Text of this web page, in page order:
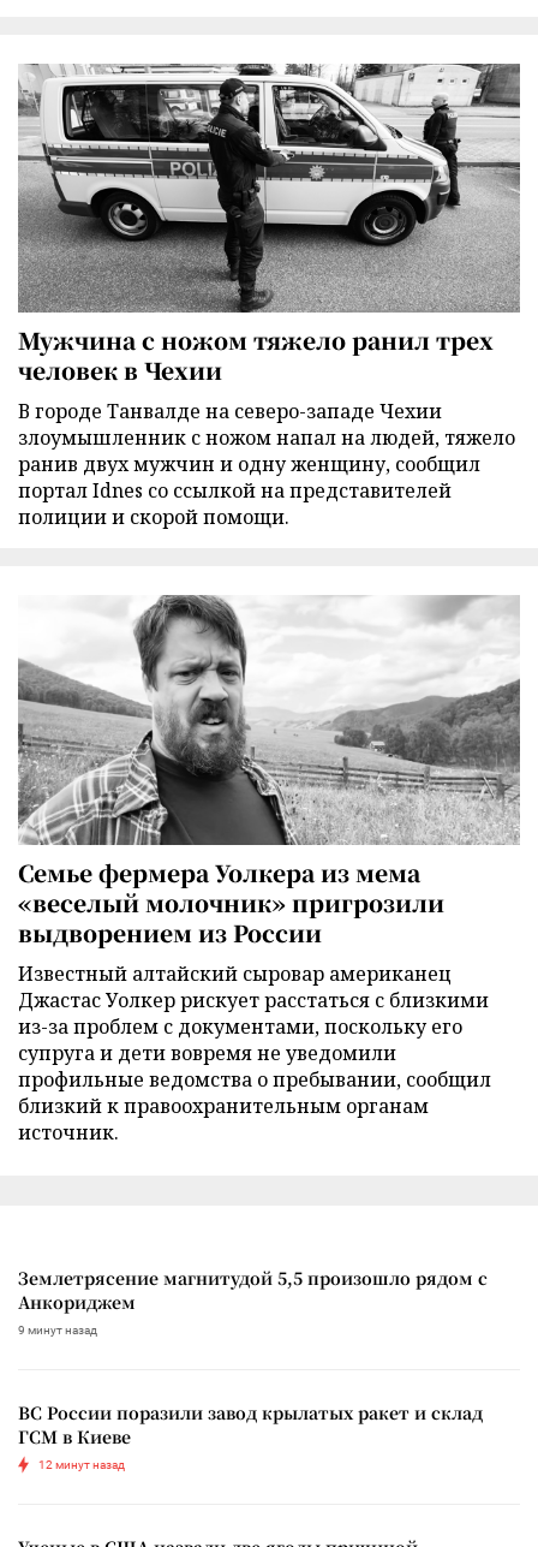
Мужчина с ножом тяжело ранил трех
человек в Чехии
В городе Танвалде на северо-западе Чехии
злоумышленник с ножом напал на людей, тяжело
ранив двух мужчин и одну женщину, сообщил
портал Idnes со ссылкой на представителей
полиции и скорой помощи.
Семье фермера Уолкера из мема
«веселый молочник» пригрозили
выдворением из России
Известный алтайский сыровар американец
Джастас Уолкер рискует расстаться с близкими
из-за проблем с документами, поскольку его
супруга и дети вовремя не уведомили
профильные ведомства о пребывании, сообщил
близкий к правоохранительным органам
источник.
Землетрясение магнитудой 5,5 произошло рядом с
Анкориджем
9 минут назад
ВС России поразили завод крылатых ракет и склад
ГСМ в Киеве
12 минут назад